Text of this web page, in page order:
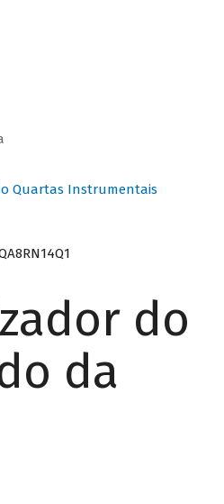
Quartas Instrumentais
do
da